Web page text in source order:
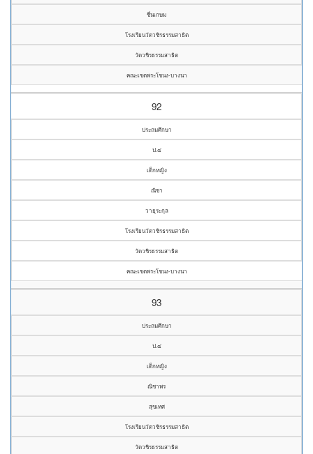
ชื่นเกษม
โรงเรียนวัดวชิรธรรมสาธิต
วัดวชิรธรรมสาธิต
คณะเขตพระโขนง-บางนา
92
ประถมศึกษา
ป.๔
เด็กหญิง
ณิชา
วายุระกุล
โรงเรียนวัดวชิรธรรมสาธิต
วัดวชิรธรรมสาธิต
คณะเขตพระโขนง-บางนา
93
ประถมศึกษา
ป.๔
เด็กหญิง
ณิชาพร
สุขเทศ
โรงเรียนวัดวชิรธรรมสาธิต
วัดวชิรธรรมสาธิต